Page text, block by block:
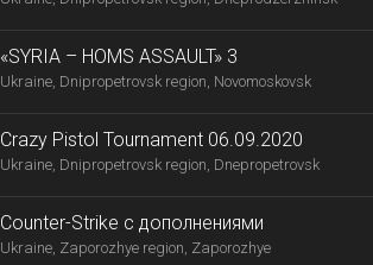
«SYRIA – HOMS ASSAULT» 3
Ukraine, Dnipropetrovsk region, Novomoskovsk
Сrazy Pistol Tournament 06.09.2020
Ukraine, Dnipropetrovsk region, Dnepropetrovsk
Counter-Strike с дополнениями
Ukraine, Zaporozhye region, Zaporozhye